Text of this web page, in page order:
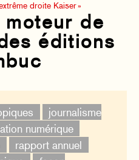
droite Kaiser »
de
éditions
journalisme
numérique
rapport annuel